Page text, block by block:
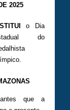
2025
o Dia
do
que a